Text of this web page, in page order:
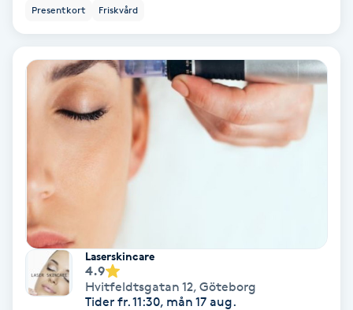
Regndroppsmassage
Reikihealing
Reiki massage
Restorative Yoga
Rosacea
Rosenmetoden
Presentkort Friskvård
Laserskincare
4.9
Hvitfeldtsgatan 12, Göteborg
Tider fr. 11:30, mån 17 aug.